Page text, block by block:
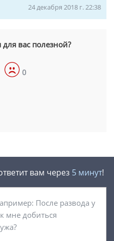
24 декабря 2018 г. 22:38
для вас полезной?
0
вам через 5 минут!